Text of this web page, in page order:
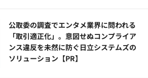
公​​取委の調査でエンタメ業界に問われる
「取引適正化」。意図せぬコンプライア
ンス違反を未然に防ぐ日立システムズの
ソリューション​【PR】